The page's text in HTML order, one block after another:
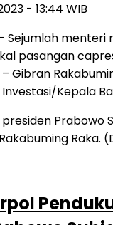
- 13:44 WIB
– Sejumlah
pasangan
Gibran
Kepala